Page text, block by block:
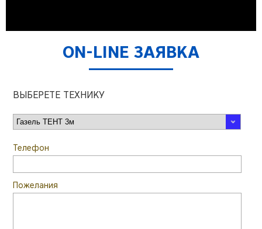
ON-LINE ЗАЯВКА
ВЫБЕРЕТЕ ТЕХНИКУ
Телефон
Пожелания